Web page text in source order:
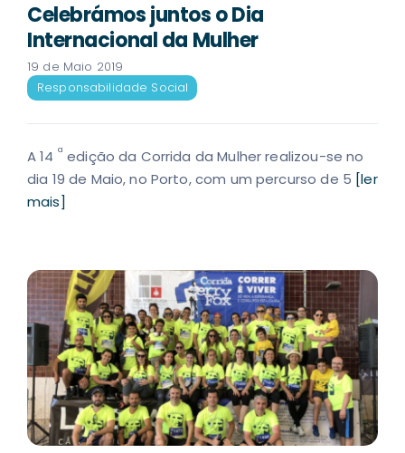
Celebrámos juntos o Dia
Internacional da Mulher
19 de Maio 2019
Responsabilidade Social
A 14 ª edição da Corrida da Mulher realizou-se no
dia 19 de Maio, no Porto, com um percurso de 5 [ler
mais]